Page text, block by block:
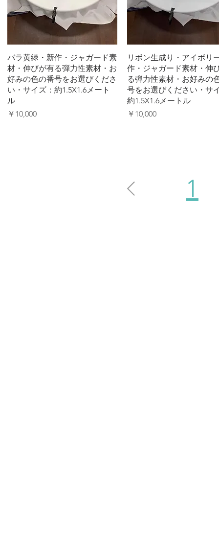
クイックビュー
バラ黄緑・新作・ジャガード素
材・伸びが有る弾力性素材・お
好みの色の番号をお選びくださ
い・サイズ：約1.5X1.6メート
ル
価格
￥10,000
クイックビュー
リボン生成り・アイボリ
作・ジャガード素材・伸
る弾力性素材・お好みの
号をお選びください・サ
約1.5X1.6メートル
価格
￥10,000
1